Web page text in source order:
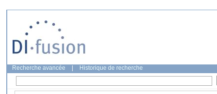
Recherche avancée Historique de recherche